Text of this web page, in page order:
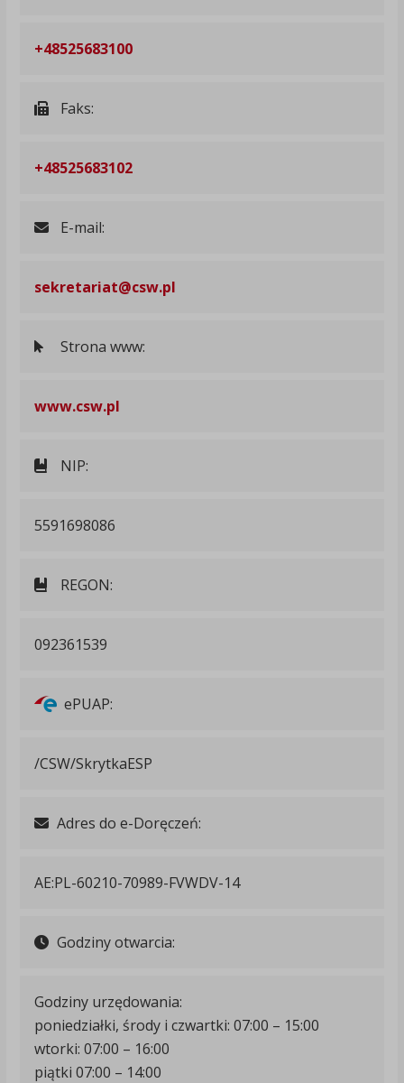
+48525683100
Faks:
+48525683102
E-mail:
sekretariat@csw.pl
Strona www:
www.csw.pl
NIP:
5591698086
REGON:
092361539
ePUAP:
/CSW/SkrytkaESP
Adres do e-Doręczeń:
AE:PL-60210-70989-FVWDV-14
Godziny otwarcia:
Godziny urzędowania:
poniedziałki, środy i czwartki: 07:00 – 15:00
wtorki: 07:00 – 16:00
piątki 07:00 – 14:00